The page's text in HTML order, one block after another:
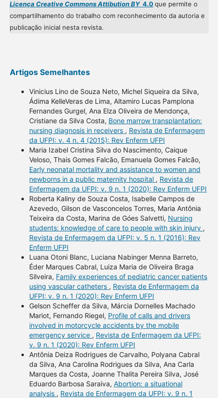
Licença Creative Commons Attibution BY4.0que permite o
compartilhamento do trabalho com reconhecimento da autoria e
publicação inicial nesta revista.
Artigos Semelhantes
Vinicius Lino de Souza Neto, Michel Siqueira da Silva,
Ádima KelleVeras de Lima, Altamiro Lucas Pamplona
Fernandes Gurgel, Ana Elza Oliveira de Mendonça,
Cristiane da Silva Costa, Bone marrow transplantation:
nursing diagnosis in receivers , Revista de Enfermagem
da UFPI: v. 4 n. 4 (2015): Rev Enferm UFPI
Maria Izabel Cristina Silva do Nascimento, Caique
Veloso, Thais Gomes Falcão, Emanuela Gomes Falcão,
Early neonatal mortality and assistance to women and
newborns in a public maternity hospital , Revista de
Enfermagem da UFPI: v. 9 n. 1 (2020): Rev Enferm UFPI
Roberta Kaliny de Souza Costa, Isabelle Campos de
Azevedo, Gilson de Vasconcelos Torres, Maria Antônia
Teixeira da Costa, Marina de Góes Salvetti, Nursing
students: knowledge of care to people with skin injury ,
Revista de Enfermagem da UFPI: v. 5 n. 1 (2016): Rev
Enferm UFPI
Luana Otoni Blanc, Luciana Nabinger Menna Barreto,
Éder Marques Cabral, Luiza Maria de Oliveira Braga
Silveira, Family experiences of pediatric cancer patients
using vascular catheters , Revista de Enfermagem da
UFPI: v. 9 n. 1 (2020): Rev Enferm UFPI
Gelson Scheffer da Silva, Márcia Dornelles Machado
Mariot, Fernando Riegel, Profile of calls and drivers
involved in motorcycle accidents by the mobile
emergency service , Revista de Enfermagem da UFPI:
v. 9 n. 1 (2020): Rev Enferm UFPI
Antônia Deiza Rodrigues de Carvalho, Polyana Cabral
da Silva, Ana Carolina Rodrigues da Silva, Ana Carla
Marques da Costa, Joanne Thalita Pereira Silva, José
Eduardo Barbosa Saraiva, Abortion: a situational
analysis , Revista de Enfermagem da UFPI: v. 9 n. 1